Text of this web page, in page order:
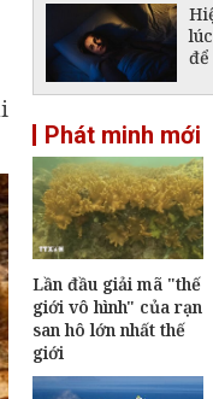
Phát minh mới
Lần đầu giải mã "thế
giới vô hình" của rạn
san hô lớn nhất thế
giới